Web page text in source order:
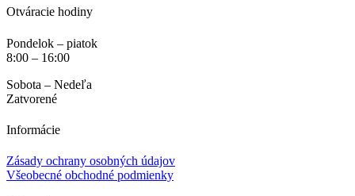
Otváracie hodiny
Pondelok – piatok
8:00 – 16:00
Sobota – Nedeľa
Zatvorené
Informácie
Zásady ochrany osobných údajov
Všeobecné obchodné podmienky